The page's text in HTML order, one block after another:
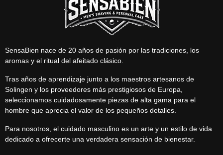
SensaBien nace de 20 años de pasión por las tradiciones, los
aromas y el ritual del afeitado clásico.
Tras años de aprendizaje junto a los maestros artesanos de
Solingen y los proveedores más prestigiosos de Europa,
seleccionamos cuidadosamente piezas de alta gama para el
hombre que aprecia el valor de los pequeños detalles.
Para nosotros, el cuidado masculino es un arte y un estilo de vida
dedicado a ofrecerte una verdadera sensación de bienestar.